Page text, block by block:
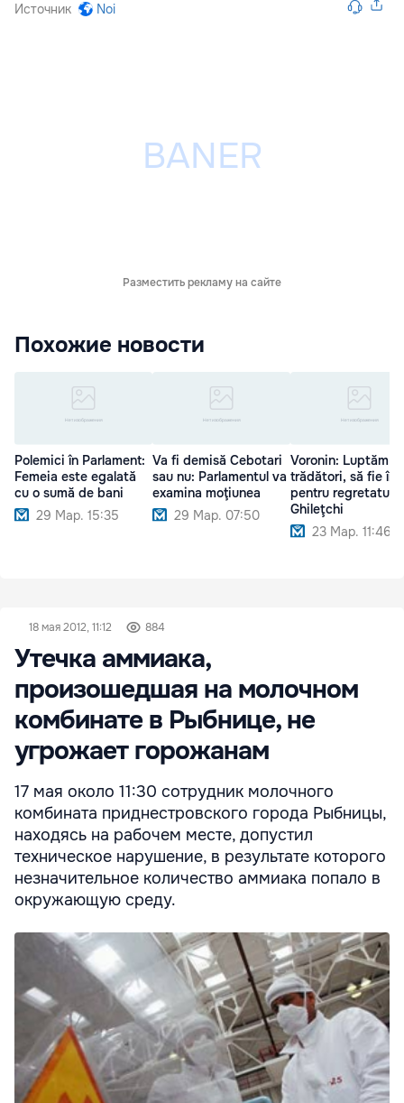
Источник Noi
Разместить рекламу на сайте
Похожие новости
Polemici în Parlament:
Femeia este egalată
cu o sumă de bani
29 Мар. 15:35
Va fi demisă Cebotari
sau nu: Parlamentul va
examina moţiunea
29 Мар. 07:50
Voronin: Luptăm
trădători, să fie
pentru regretatul
Ghileţchi
23 Мар. 11:46
18 мая 2012, 11:12 884
Утечка аммиака,
произошедшая на молочном
комбинате в Рыбнице, не
угрожает горожанам
17 мая около 11:30 сотрудник молочного
комбината приднестровского города Рыбницы,
находясь на рабочем месте, допустил
техническое нарушение, в результате которого
незначительное количество аммиака попало в
окружающую среду.